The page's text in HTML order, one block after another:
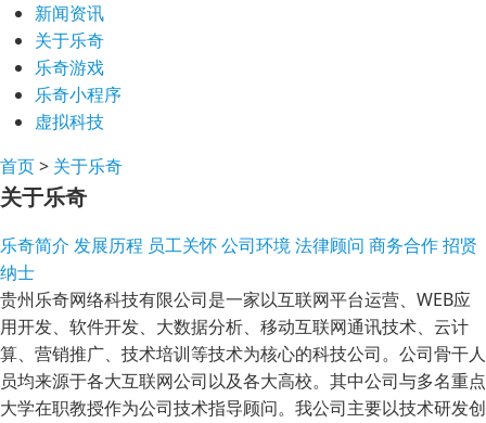
新闻资讯
关于乐奇
乐奇游戏
乐奇小程序
虚拟科技
首页> 关于乐奇
关于乐奇
乐奇简介 发展历程 员工关怀公司环境法律顾问 商务合作招贤
纳士
贵州乐奇网络科技有限公司是一家以互联网平台运营、WEB应
用开发、软件开发、大数据分析、移动互联网通讯技术、云计
算、营销推广、技术培训等技术为核心的科技公司。公司骨干人
员均来源于各大互联网公司以及各大高校。其中公司与多名重点
大学在职教授作为公司技术指导顾问。我公司主要以技术研发创